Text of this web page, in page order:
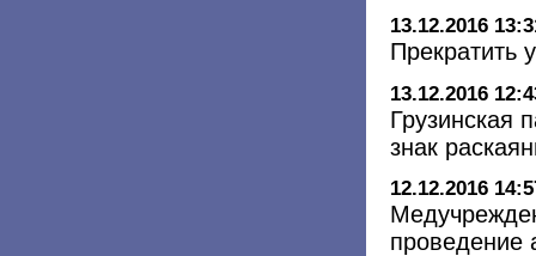
13.12.2016
Прекратить
13.12.2016
Грузинская
знак
12.12.2016
проведение